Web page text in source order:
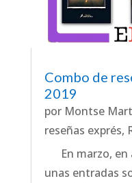
Combo de
2019
por Montse
reseñas exprés,
En marzo, en
unas entradas